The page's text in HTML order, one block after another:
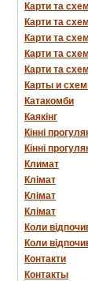
Карти та
Карти та
Карти та
Карти та
Карти та
Карты и
Катакомби
Каякінг
Кінні
Кінні
Климат
Клімат
Клімат
Клімат
Коли
Коли
Контакти
Контакты